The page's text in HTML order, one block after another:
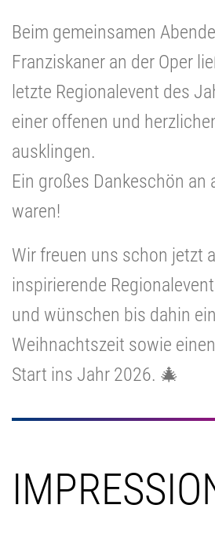
Beim gemeinsamen
Franziskaner an der Oper
letzte Regionalevent des
einer offenen und
ausklingen.
Ein großes Dankeschön an
waren!
Wir freuen uns schon jetzt
inspirierende
und wünschen bis dahin
Weihnachtszeit sowie
Start ins Jahr 2026. 🎄